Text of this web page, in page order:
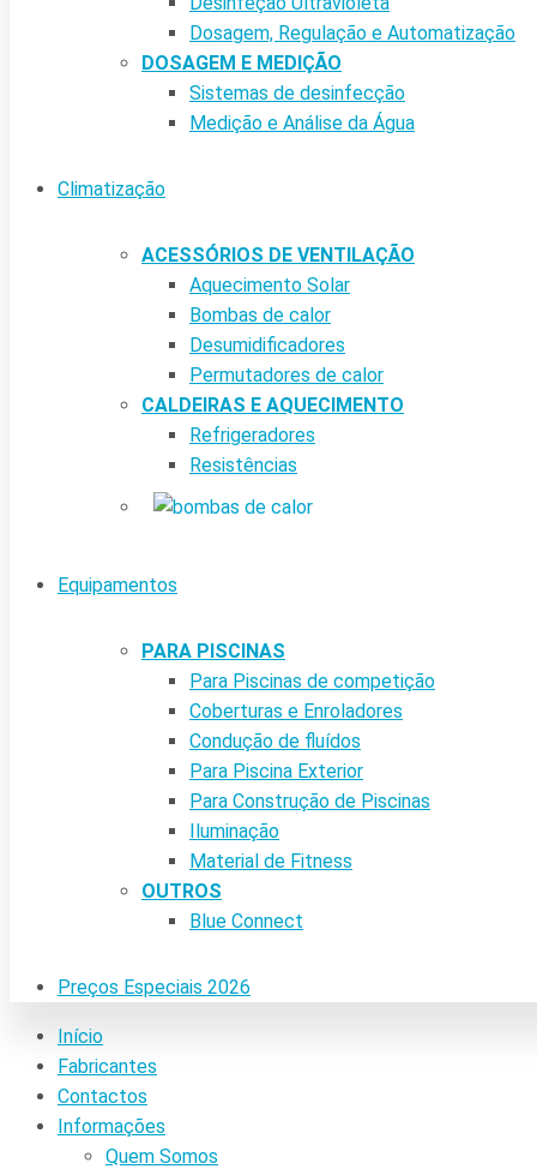
Dosagem, Regulação e Automatização
DOSAGEM E MEDIÇÃO
Sistemas de desinfecção
Medição e Análise da Água
Climatização
ACESSÓRIOS DE VENTILAÇÃO
Aquecimento Solar
Bombas de calor
Desumidificadores
Permutadores de calor
CALDEIRAS E AQUECIMENTO
Refrigeradores
Resistências
Equipamentos
PARA PISCINAS
Para Piscinas de competição
Coberturas e Enroladores
Condução de fluídos
Para Piscina Exterior
Para Construção de Piscinas
Iluminação
Material de Fitness
OUTROS
Blue Connect
Preços Especiais 2026
Início
Fabricantes
Contactos
Informações
Quem Somos